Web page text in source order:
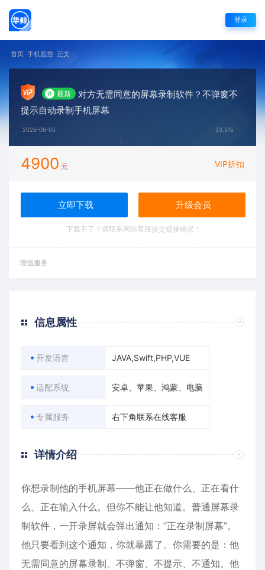
登录
首页 手机监控 正文
# 最新
对方无需同意的屏幕录制软件？不弹窗不
提示自动录制手机屏幕
2026-06-05 33,515
4900 元 VIP折扣
立即下载 升级会员
下载不了？请联系网站客服提交链接错误！
增值服务：
信息属性
开发语言 JAVA,Swift,PHP,VUE
适配系统 安卓、苹果、鸿蒙、电脑
专属服务 右下角联系在线客服
详情介绍
你想录制他的手机屏幕——他正在做什么、正在看什
么、正在输入什么。但你不能让他知道。普通屏幕录
制软件，一开录屏就会弹出通知：“正在录制屏幕”。
他只要看到这个通知，你就暴露了。你需要的是：他
无需同意的屏幕录制。不弹窗、不提示、不通知。他